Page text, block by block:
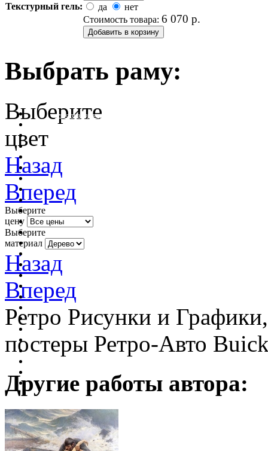
Текстурный гель:
да
нет
Стоимость товара: 6 070 р.
Выбрать раму:
очистить фильтр цвета
Выберите
цвет
Назад
Вперед
Выберите
цену
Выберите
материал
Назад
Вперед
Ретро Рисунки и
постеры Ретро-Авто
Другие работы автора: